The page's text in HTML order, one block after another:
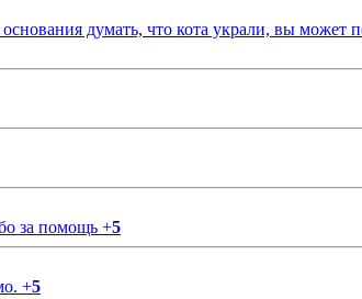
думать, что кота украли, вы может
за помощь +5
+5